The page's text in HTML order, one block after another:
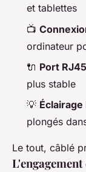
et tablettes
📺
ordinateur
🔌 Port RJ45
plus stable
💡 Éclairage
plongés
Le tout, câblé